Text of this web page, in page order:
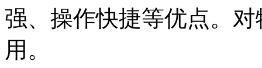
强、操作快捷等优点。
用。